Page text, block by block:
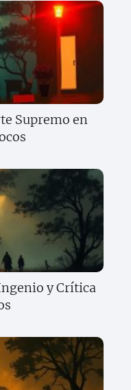
Supremo en
y Crítica